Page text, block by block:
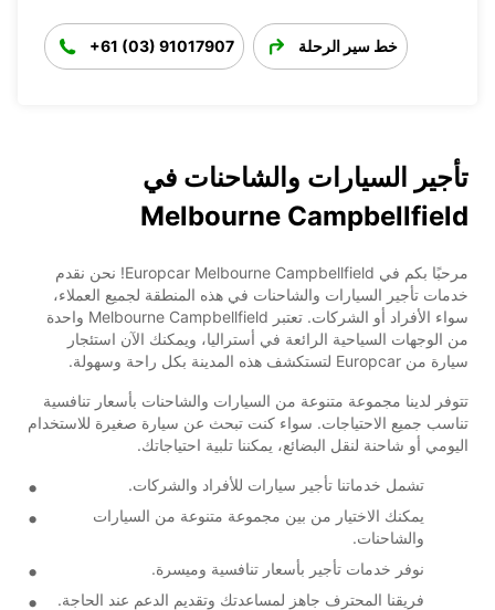
+61 (03) 91017907 خط سير الرحلة
تأجير السيارات والشاحنات في
Melbourne Campbellfield
مرحبًا بكم في Europcar Melbourne Campbellfield! نحن نقدم
خدمات تأجير السيارات والشاحنات في هذه المنطقة لجميع العملاء،
سواء الأفراد أو الشركات. تعتبر Melbourne Campbellfield واحدة
من الوجهات السياحية الرائعة في أستراليا، ويمكنك الآن استئجار
سيارة من Europcar لتستكشف هذه المدينة بكل راحة وسهولة.
تتوفر لدينا مجموعة متنوعة من السيارات والشاحنات بأسعار تنافسية
تناسب جميع الاحتياجات. سواء كنت تبحث عن سيارة صغيرة للاستخدام
اليومي أو شاحنة لنقل البضائع، يمكننا تلبية احتياجاتك.
تشمل خدماتنا تأجير سيارات للأفراد والشركات.
يمكنك الاختيار من بين مجموعة متنوعة من السيارات
والشاحنات.
نوفر خدمات تأجير بأسعار تنافسية وميسرة.
فريقنا المحترف جاهز لمساعدتك وتقديم الدعم عند الحاجة.